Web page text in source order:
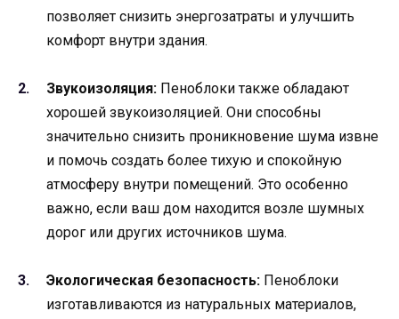
позволяет снизить энергозатраты и улучшить
комфорт внутри здания.
Звукоизоляция: Пеноблоки также обладают
хорошей звукоизоляцией. Они способны
значительно снизить проникновение шума извне
и помочь создать более тихую и спокойную
атмосферу внутри помещений. Это особенно
важно, если ваш дом находится возле шумных
дорог или других источников шума.
Экологическая безопасность: Пеноблоки
изготавливаются из натуральных материалов,